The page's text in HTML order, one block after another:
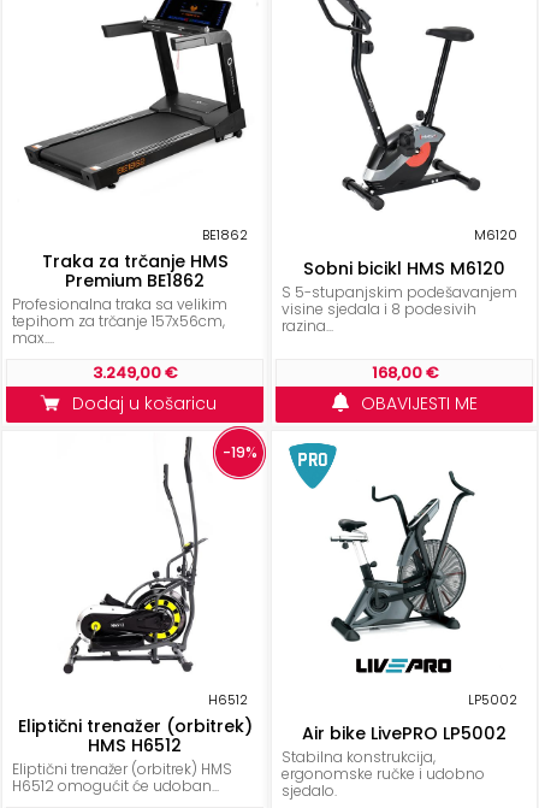
BE1862
Traka za trčanje HMS
Premium BE1862
Profesionalna traka sa velikim
tepihom za trčanje 157x56cm,
max....
3.249,00 €
Dodaj u košaricu
M6120
Sobni bicikl HMS M6120
S 5-stupanjskim podešavanjem
visine sjedala i 8 podesivih
razina...
168,00 €
OBAVIJESTI ME
-19%
H6512
Eliptični trenažer (orbitrek)
HMS H6512
Eliptični trenažer (orbitrek) HMS
H6512 omogućit će udoban...
LP5002
Air bike LivePRO LP5002
Stabilna konstrukcija,
ergonomske ručke i udobno
sjedalo.